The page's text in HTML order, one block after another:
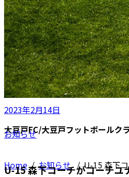
大豆戸FC/大豆戸フットボールク
Home/お知らせ/U-15 森下
2023年2月14日
お知らせ
U-15 森下コーチがコーチユ